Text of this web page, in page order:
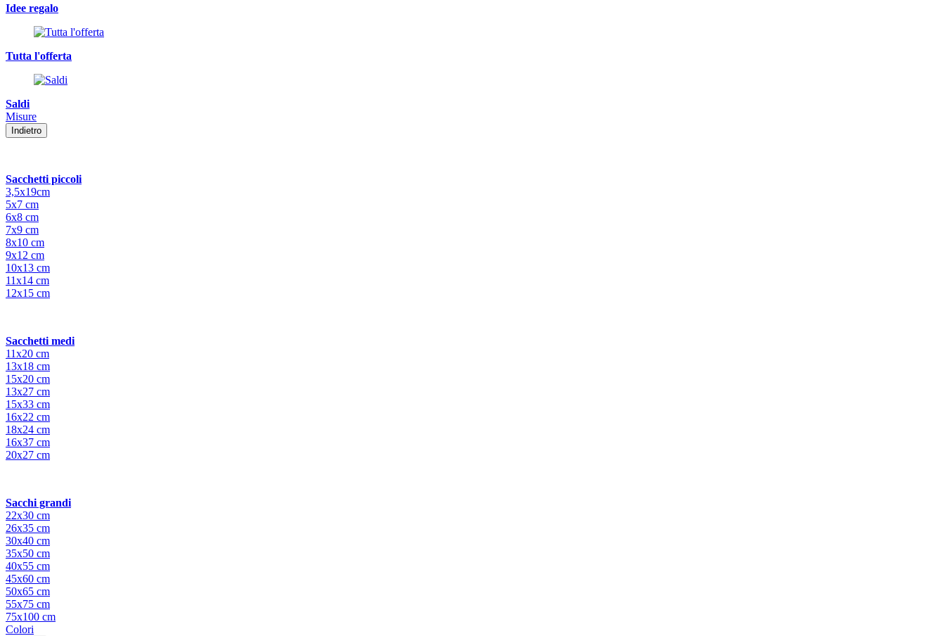
Idee regalo
Tutta l'offerta
Saldi
Misure
Indietro
Sacchetti piccoli
3,5x19cm
5x7 cm
6x8 cm
7x9 cm
8x10 cm
9x12 cm
10x13 cm
11x14 cm
12x15 cm
Sacchetti medi
11x20 cm
13x18 cm
15x20 cm
13x27 cm
15x33 cm
16x22 cm
18x24 cm
16x37 cm
20x27 cm
Sacchi grandi
22x30 cm
26x35 cm
30x40 cm
35x50 cm
40x55 cm
45x60 cm
50x65 cm
55x75 cm
75x100 cm
Colori